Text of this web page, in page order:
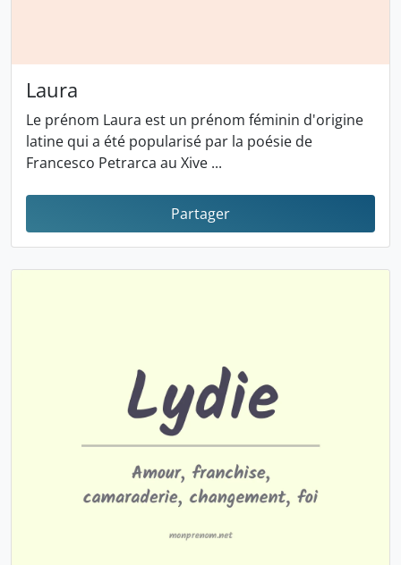
Laura
Le prénom Laura est un prénom féminin d'origine
latine qui a été popularisé par la poésie de
Francesco Petrarca au Xive ...
Partager